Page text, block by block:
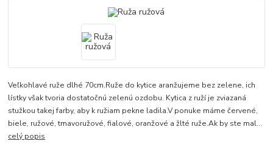
Veľkohlavé ruže dlhé 70cm.Ruže do kytice aranžujeme bez zelene, ich
lístky však tvoria dostatočnú zelenú ozdobu. Kytica z ruží je zviazaná
stužkou takej farby, aby k ružiam pekne ladila.V ponuke máme červené,
biele, ružové, tmavoružové, fialové, oranžové a žlté ruže.Ak by ste mal...
celý popis